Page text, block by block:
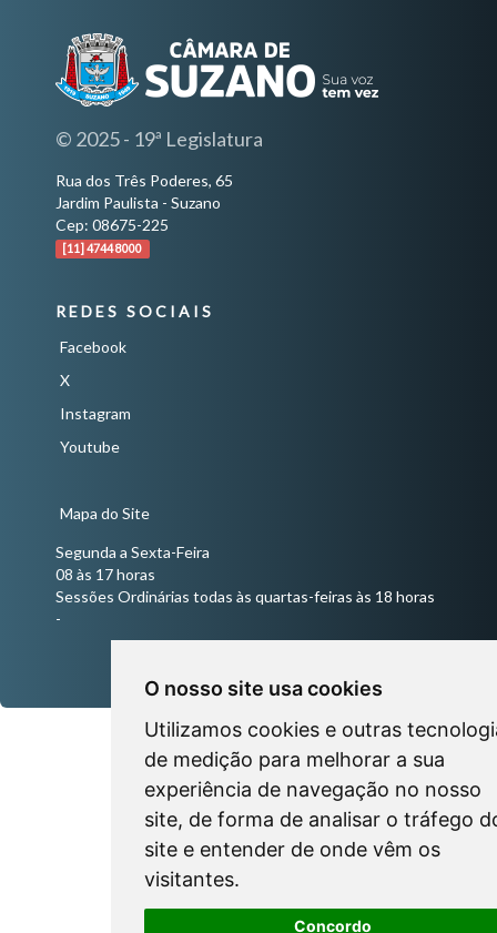
O nosso site usa cookies
Utilizamos cookies e outras
de medição para melhorar a sua
experiência de navegação no nosso
site, de forma de analisar o tráfego
site e entender de onde vêm os
visitantes.
Concordo
© 2025 - 19ª Legislatura
Rua dos Três Poderes, 65
Jardim Paulista - Suzano
Cep: 08675-225
[11] 4744 8000
REDES SOCIAIS
Facebook
X
Instagram
Youtube
Mapa do Site
Segunda a Sexta-Feira
08 às 17 horas
Sessões Ordinárias todas às quartas-feiras às 18 horas
-